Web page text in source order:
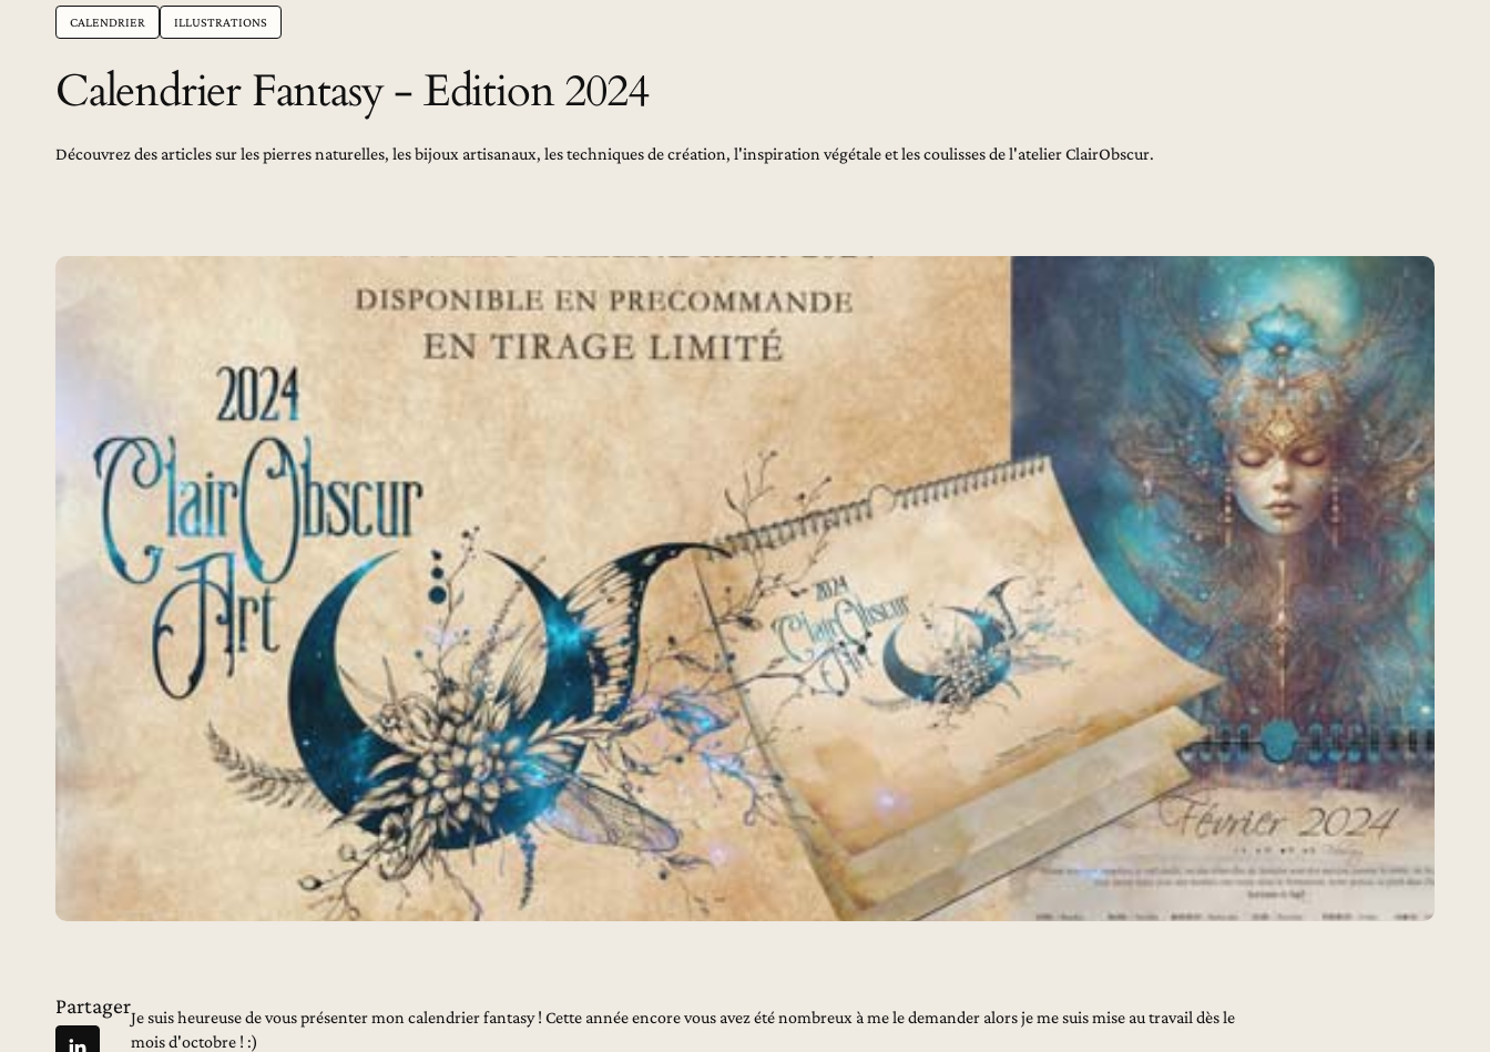
CALENDRIER ILLUSTRATIONS
Calendrier Fantasy - Edition 2024
Découvrez des articles sur les pierres naturelles, les bijoux artisanaux, les techniques de création, l'inspiration végétale et les coulisses de l'atelier ClairObscur.
PartagerJe suis heureuse de vous présenter mon calendrier fantasy ! Cette année encore vous avez été nombreux à me le demander alors je me suis mise au travail dès le
mois d'octobre ! :)